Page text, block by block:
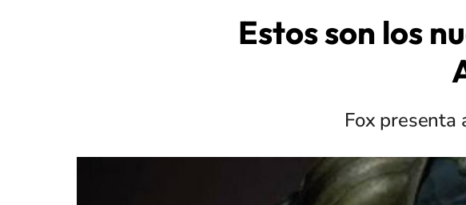
Estos son los
Fox presenta